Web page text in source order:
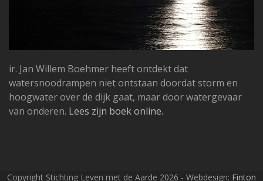
ir. Jan Willem Boehmer heeft ontdekt dat
watersnoodrampen niet ontstaan doordat storm en
hoogwater over de dijk gaat, maar door watergevaar
van onderen. Lees zijn boek online.
Copyright Stichting Leven met de Aarde 2026 - Webdesign: Finton